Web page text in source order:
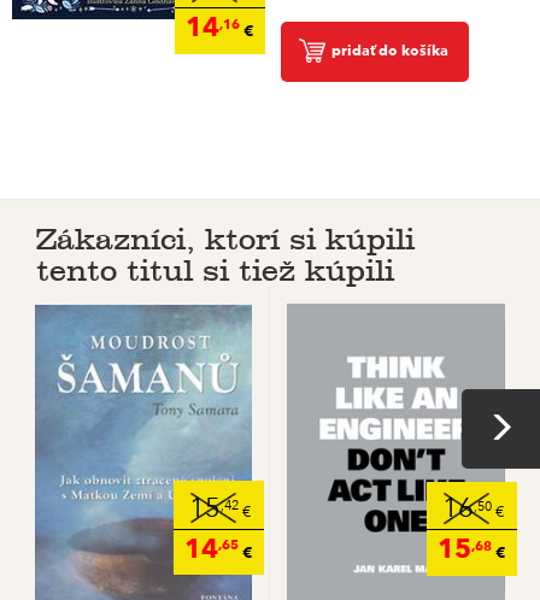
14,16€
pridať do košíka
Zákazníci, ktorí si kúpili
tento titul si tiež kúpili
15,42€
14,65€
16,50€
15,68€